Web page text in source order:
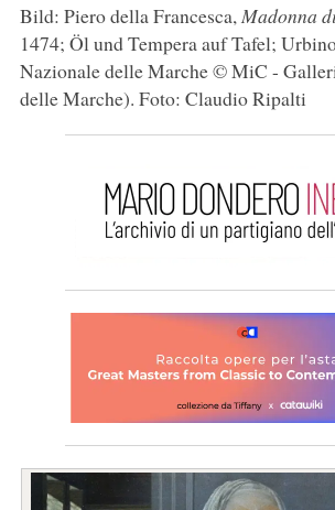
Bild: Piero della Francesca, Madonna
1474; Öl und Tempera auf Tafel;
Nazionale delle Marche © MiC -
delle Marche). Foto: Claudio Ripalti